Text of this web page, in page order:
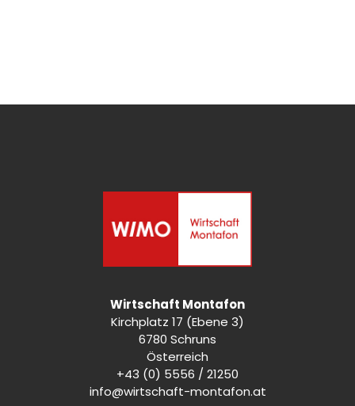
Wirtschaft Montafon
Kirchplatz 17 (Ebene 3)
6780 Schruns
Österreich
+43 (0) 5556 / 21250
info@wirtschaft-montafon.at